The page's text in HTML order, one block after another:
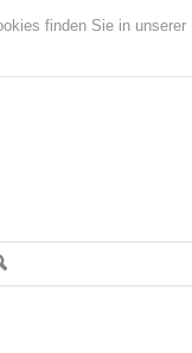
finden Sie in unserer